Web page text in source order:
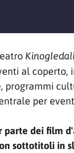
al coperto,
programmi
per
parte dei film
sottotitoli in